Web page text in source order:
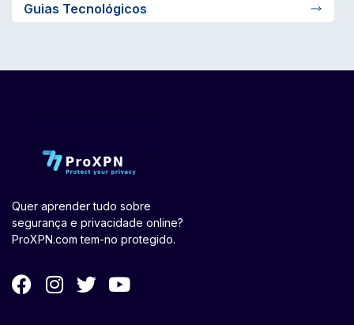
Guias Tecnológicos
Quer aprender tudo sobre
segurança e privacidade online?
ProXPN.com tem-no protegido.